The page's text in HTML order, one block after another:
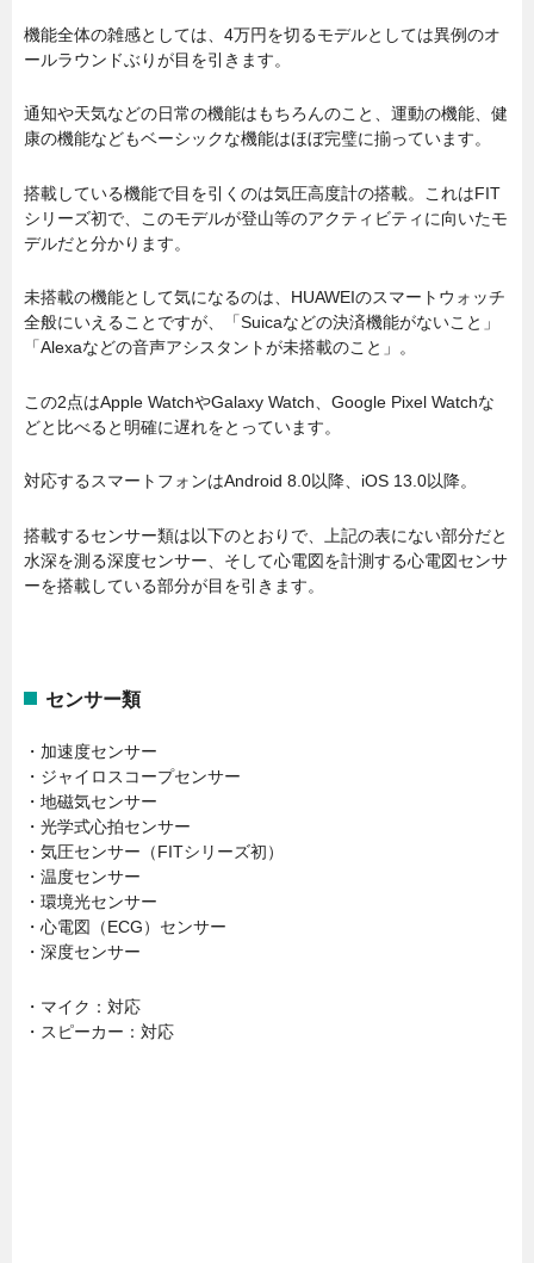
機能全体の雑感としては、4万円を切るモデルとしては異例のオ
ールラウンドぶりが目を引きます。
通知や天気などの日常の機能はもちろんのこと、運動の機能、健
康の機能などもベーシックな機能はほぼ完璧に揃っています。
搭載している機能で目を引くのは気圧高度計の搭載。これはFIT
シリーズ初で、このモデルが登山等のアクティビティに向いたモ
デルだと分かります。
未搭載の機能として気になるのは、HUAWEIのスマートウォッチ
全般にいえることですが、「Suicaなどの決済機能がないこと」
「Alexaなどの音声アシスタントが未搭載のこと」。
この2点はApple WatchやGalaxy Watch、Google Pixel Watchな
どと比べると明確に遅れをとっています。
対応するスマートフォンはAndroid 8.0以降、iOS 13.0以降。
搭載するセンサー類は以下のとおりで、上記の表にない部分だと
水深を測る深度センサー、そして心電図を計測する心電図センサ
ーを搭載している部分が目を引きます。
センサー類
・加速度センサー
・ジャイロスコープセンサー
・地磁気センサー
・光学式心拍センサー
・気圧センサー（FITシリーズ初）
・温度センサー
・環境光センサー
・心電図（ECG）センサー
・深度センサー
・マイク：対応
・スピーカー：対応